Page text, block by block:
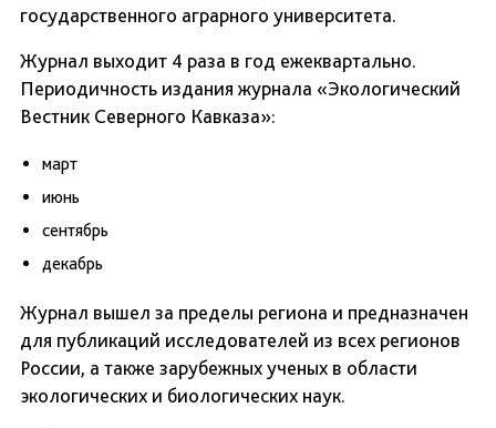
государственного аграрного университета.
Журнал выходит 4 раза в год ежеквартально.
Периодичность издания журнала «Экологический
Вестник Северного Кавказа»:
март
июнь
сентябрь
декабрь
Журнал вышел за пределы региона и предназначен
для публикаций исследователей из всех регионов
России, а также зарубежных ученых в области
экологических и биологических наук.